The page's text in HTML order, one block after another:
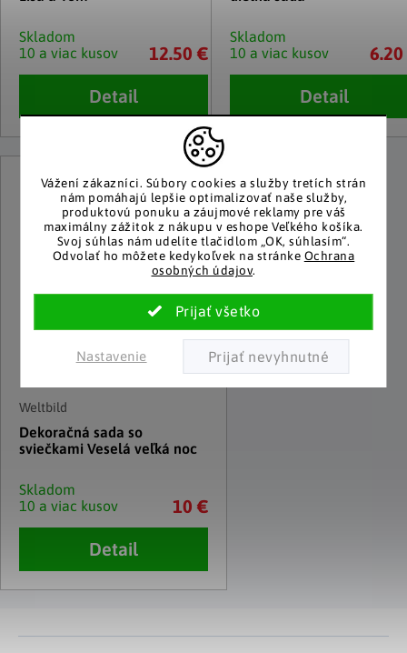
Vážení zákazníci. Súbory cookies a služby tretích strán
nám pomáhajú lepšie optimalizovať naše služby,
produktovú ponuku a záujmové reklamy pre váš
maximálny zážitok z nákupu v eshope Veľkého košíka.
Svoj súhlas nám udelíte tlačidlom „OK, súhlasím“.
Odvolať ho môžete kedykoľvek na stránke Ochrana
osobných údajov.
Nastavenie
Skladom
10 a viac kusov
12.50 €
Detail
Skladom
10 a viac kusov
Detail
Weltbild
Dekoračná sada so
sviečkami Veselá veľká noc
Skladom
10 a viac kusov
10 €
Detail